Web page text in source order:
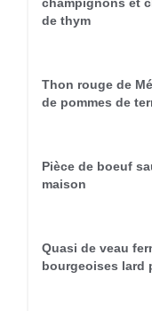
de thym
Thon rouge de
de pommes de
Pièce de boeuf
maison
Quasi de veau
bourgeoises lard